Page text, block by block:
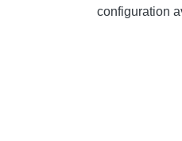
configuration